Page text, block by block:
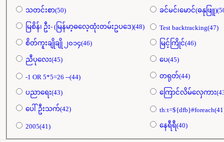
သတင်းစာ(50) ခင်မင်၊မောင်(ဓနုဖြူ
မြစိန်၊ ဦး- (မြန်မာ့ဓလေ့ထုံးတမ်းဥပဒေ)(48) Test backtracking(47)
စိတ်ကူးချိုချို ၂၀၁၄(46) မြင့်ကြိုင်(46)
ညီပုလေး(45) ပေ(45)
-1 OR 5*5=26 --(44) တရုတ်(44)
ပညာရေး(43) ကြောင်လိမ်လှေကား
ပေါ်ဦးသက်(42)
2005(41) နေရီရီ(40)